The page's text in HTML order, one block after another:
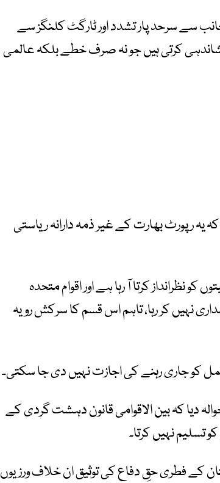
سے سرحد پار تشدد اور ٹارگٹ کلنگز سے
کرتی ہیں جو نہ صرف خطے بلکہ عالمی
رپورٹ بھارت کے غیر ذمہ دارانہ ریاستی
نظرانداز کرتا آ رہا ہے اور اقوام متحدہ
نہیں کر رہا، تاہم اس قسم کا سرکش رویہ
کو جاری رہنے کی اجازت نہیں دی جا سکتی۔
دیا کہ بین الاقوامی قانون دہشت گردی کے
تسلیم نہیں کرتا۔
کے فطری حقِ دفاع کی توثیق ان خلاف ورزیوں